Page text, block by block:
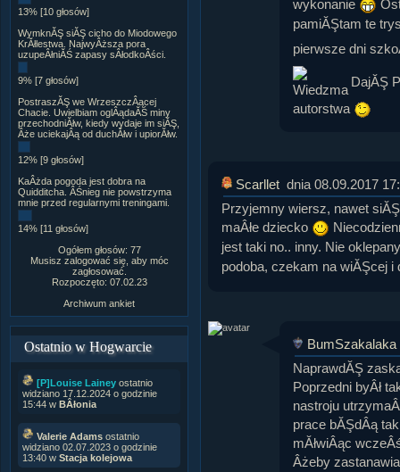
13% [10 głosów]
WymknĂŞ siĂŞ cicho do Miodowego
KrĂłlestwa. NajwyÂższa pora
uzupeÂłniĂŚ zapasy sÂłodkoÂści.
9% [7 głosów]
PostraszĂŞ we WrzeszczÂącej
Chacie. Uwielbiam oglÂądaĂŚ miny
przechodniĂłw, kiedy wydaje im siĂŞ,
Âże uciekajÂą od duchĂłw i upiorĂłw.
12% [9 głosów]
KaÂżda pogoda jest dobra na
Quidditcha. ÂŚnieg nie powstrzyma
mnie przed regularnymi treningami.
14% [11 głosów]
Ogółem głosów: 77
Musisz zalogować się, aby móc
zagłosować.
Rozpoczęto: 07.02.23
Archiwum ankiet
Ostatnio w Hogwarcie
[P]Louise Lainey ostatnio
widziano 17.12.2024 o godzinie
15:44 w BÂłonia
Valerie Adams ostatnio
widziano 02.07.2023 o godzinie
13:40 w Stacja kolejowa
wykonanie
pamiĂŞtam te
pierwsze dni
DajĂŞ
autorstwa
Scarllet dnia 08.09.2017
Przyjemny wiersz, nawet
maÂłe dziecko
jest taki no.. inny. Nie
podoba, czekam na wiĂŞcej i
BumSzakalaka
NaprawdĂŞ
Poprzedni byÂł
nastroju
prace bĂŞdÂą
mĂłwiÂąc
Âżeby